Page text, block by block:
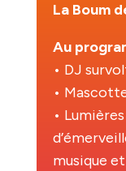
La Boum
Au
• DJ
•
•
musique